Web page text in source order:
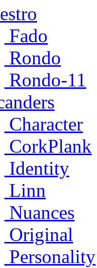
Fado
Rondo
Rondo-11
Character
CorkPlank
Identity
Linn
Nuances
Original
Personality